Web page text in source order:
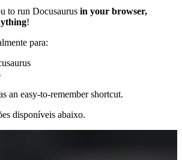
to run Docusaurus in your browser,
!
para:
an easy-to-remember shortcut.
disponíveis abaixo.